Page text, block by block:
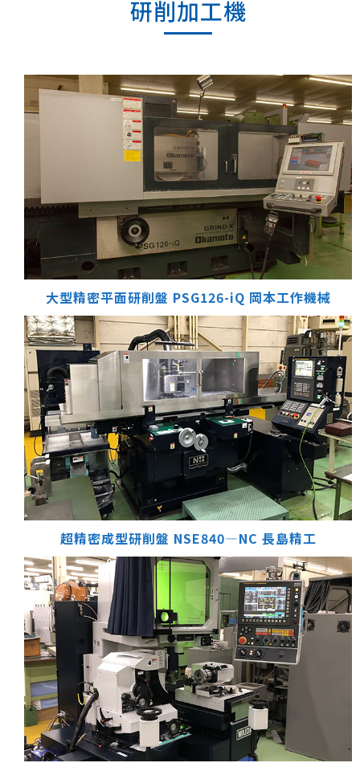
研削加工機
大型精密平面研削盤 PSG126-iQ 岡本工作機械
超精密成型研削盤 NSE840―NC 長島精工